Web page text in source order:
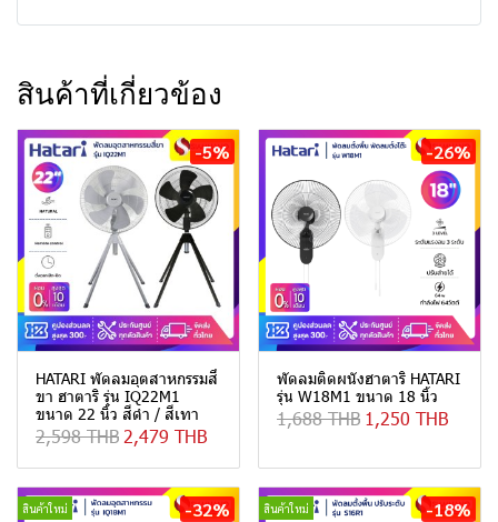
สินค้าที่เกี่ยวข้อง
-5%
HATARI พัดลมอุตสาหกรรมสี่
ขา ฮาตาริ รุ่น IQ22M1
ขนาด 22 นิ้ว สีดำ / สีเทา
2,598 THB 2,479 THB
-26%
พัดลมติดผนังฮาตาริ HATARI
รุ่น W18M1 ขนาด 18 นิ้ว
1,688 THB 1,250 THB
สินค้าใหม่ -32% สินค้าใหม่ -18%